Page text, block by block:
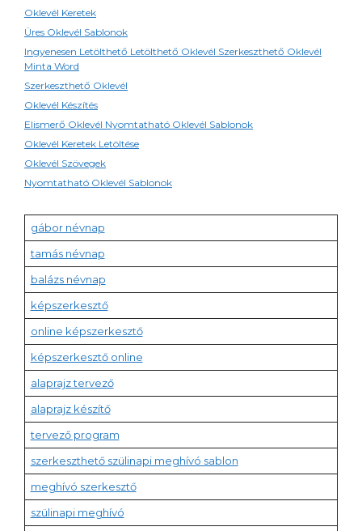
Oklevél Keretek
Üres Oklevél Sablonok
Ingyenesen Letölthető Letölthető Oklevél Szerkeszthető Oklevél
Minta Word
Szerkeszthető Oklevél
Oklevél Készítés
Elismerő Oklevél Nyomtatható Oklevél Sablonok
Oklevél Keretek Letöltése
Oklevél Szövegek
Nyomtatható Oklevél Sablonok
gábor névnap
tamás névnap
balázs névnap
képszerkesztő
online képszerkesztő
képszerkesztő online
alaprajz tervező
alaprajz készítő
tervező program
szerkeszthető szülinapi meghívó sablon
meghívó szerkesztő
szülinapi meghívó